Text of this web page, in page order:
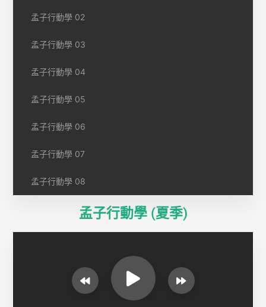
孟子行動學 02
孟子行動學 03
孟子行動學 04
孟子行動學 05
孟子行動學 06
孟子行動學 07
孟子行動學 08
孟子行動學 (夏季)